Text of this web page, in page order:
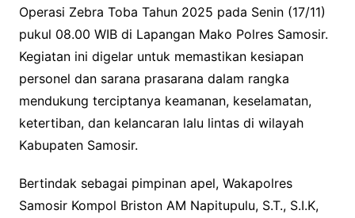
Operasi Zebra Toba Tahun 2025 pada Senin (17/11)
pukul 08.00 WIB di Lapangan Mako Polres Samosir.
Kegiatan ini digelar untuk memastikan kesiapan
personel dan sarana prasarana dalam rangka
mendukung terciptanya keamanan, keselamatan,
ketertiban, dan kelancaran lalu lintas di wilayah
Kabupaten Samosir.
Bertindak sebagai pimpinan apel, Wakapolres
Samosir Kompol Briston AM Napitupulu, S.T., S.I.K,